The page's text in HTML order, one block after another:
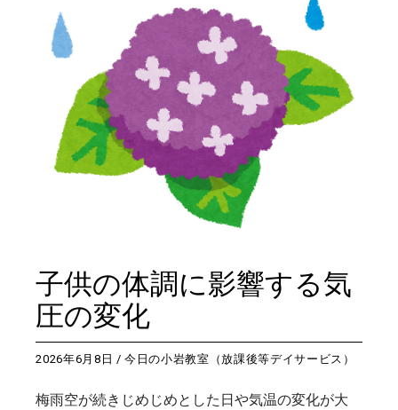
子供の体調に影響する気
圧の変化
2026年6月8日 今日の小岩教室（放課後等デイサービス）
梅雨空が続きじめじめとした日や気温の変化が大